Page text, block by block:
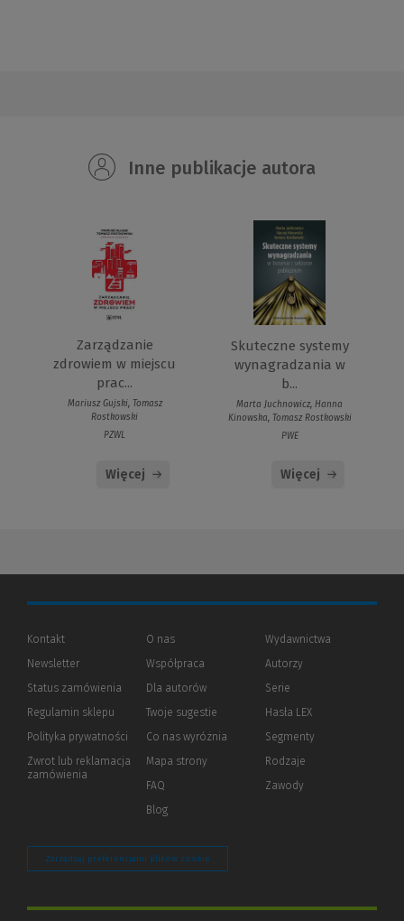
Inne publikacje autora
Zarządzanie
zdrowiem w miejscu
prac...
Mariusz Gujski, Tomasz
Rostkowski
PZWL
Więcej
Skuteczne systemy
wynagradzania w
b...
Marta Juchnowicz, Hanna
Kinowska, Tomasz Rostkowski
PWE
Więcej
Kontakt
Newsletter
Status zamówienia
Regulamin sklepu
Polityka prywatności (Nowe
(Link
innej
Zwrot lub reklamacja
zamówienia
O nas
Współpraca
Dla autorów(Nowe
(Link
innej
strony)
Twoje sugestie
Co nas wyróżnia
Mapa strony
FAQ
Blog
Wydawnictwa
Autorzy
Serie
Hasła LEX
Segmenty
Rodzaje
Zawody
Zarządzaj preferencjami plików cookie